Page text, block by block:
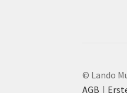
© Lando
AGB